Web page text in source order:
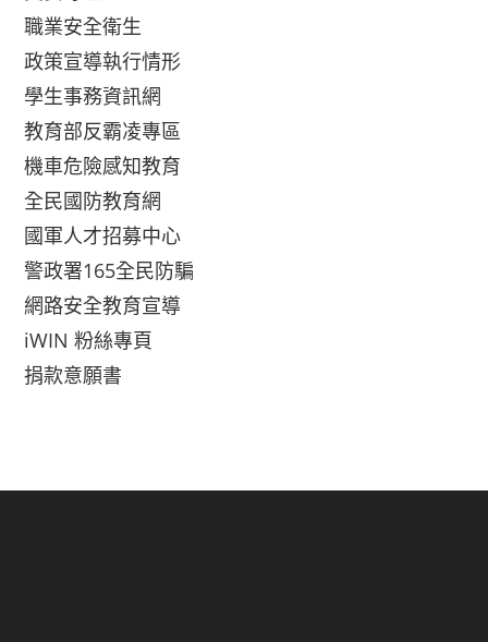
職業安全衛生
政策宣導執行情形
學生事務資訊網
教育部反霸凌專區
機車危險感知教育
全民國防教育網
國軍人才招募中心
警政署165全民防騙
網路安全教育宣導
iWIN 粉絲專頁
捐款意願書